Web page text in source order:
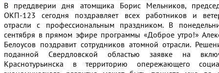
В преддверии дня атомщика Борис Мельников,
ОКП-123 сегодня поздравляет всех работников и
отрасли с профессиональным праздником. В
сентября в прямом эфире программы «Доброе утро!»
Белоусов поздравит сотрудников атомной отрасли.
поданной Свердловской областью заявке на
Краснотурьинска в территорию опережающего